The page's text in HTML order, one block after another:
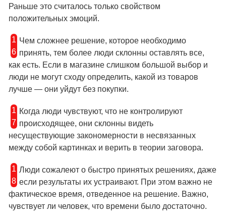
Раньше это считалось только свойством
положительных эмоций.
1
6
Чем сложнее решение, которое необходимо
принять, тем более люди склонны оставлять все,
как есть. Если в магазине слишком большой выбор и
люди не могут сходу определить, какой из товаров
лучше — они уйдут без покупки.
1
7
Когда люди чувствуют, что не контролируют
происходящее, они склонны видеть
несуществующие закономерности в несвязанных
между собой картинках и верить в теории заговора.
1
8
Люди сожалеют о быстро принятых решениях, даже
если результаты их устраивают. При этом важно не
фактическое время, отведенное на решение. Важно,
чувствует ли человек, что времени было достаточно.